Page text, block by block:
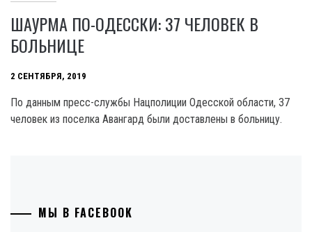
ШАУРМА ПО-ОДЕССКИ: 37 ЧЕЛОВЕК В
БОЛЬНИЦЕ
2 СЕНТЯБРЯ, 2019
По данным пресс-службы Нацполиции Одесской области, 37
человек из поселка Авангард были доставлены в больницу.
МЫ В FACEBOOK